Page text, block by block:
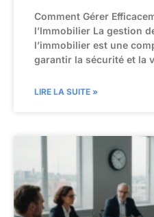
Comment Gérer
l’Immobilier La gestion
l’immobilier est une
garantir la sécurité et la
LIRE LA SUITE »